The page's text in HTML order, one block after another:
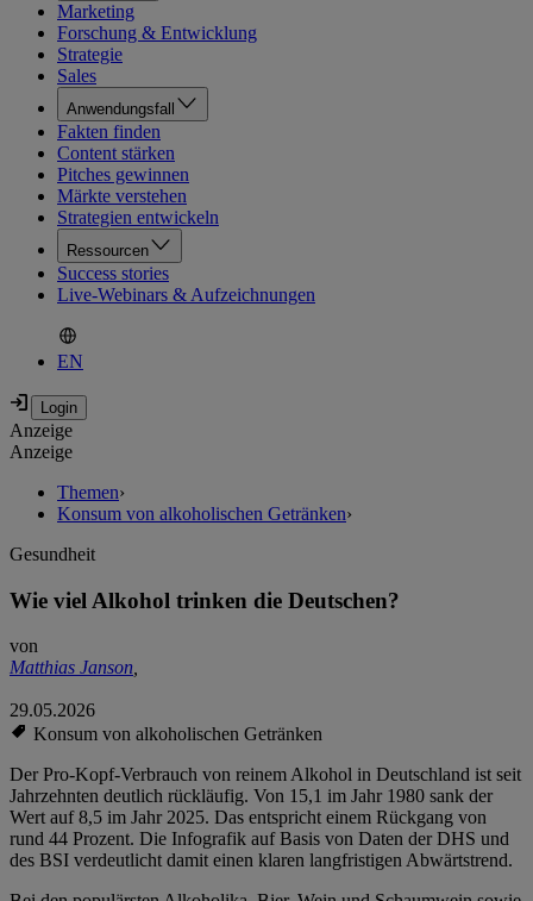
Marketing
Forschung & Entwicklung
Strategie
Sales
Anwendungsfall
Fakten finden
Content stärken
Pitches gewinnen
Märkte verstehen
Strategien entwickeln
Ressourcen
Success stories
Live-Webinars & Aufzeichnungen
EN
Anzeige
Anzeige
Themen›
Konsum von alkoholischen Getränken›
Gesundheit
Wie viel Alkohol trinken die Deutschen?
von
Matthias Janson,
29.05.2026
Konsum von alkoholischen Getränken
Der Pro-Kopf-Verbrauch von reinem Alkohol in Deutschland ist seit
Jahrzehnten deutlich rückläufig. Von 15,1 im Jahr 1980 sank der
Wert auf 8,5 im Jahr 2025. Das entspricht einem Rückgang von
rund 44 Prozent. Die Infografik auf Basis von Daten der DHS und
des BSI verdeutlicht damit einen klaren langfristigen Abwärtstrend.